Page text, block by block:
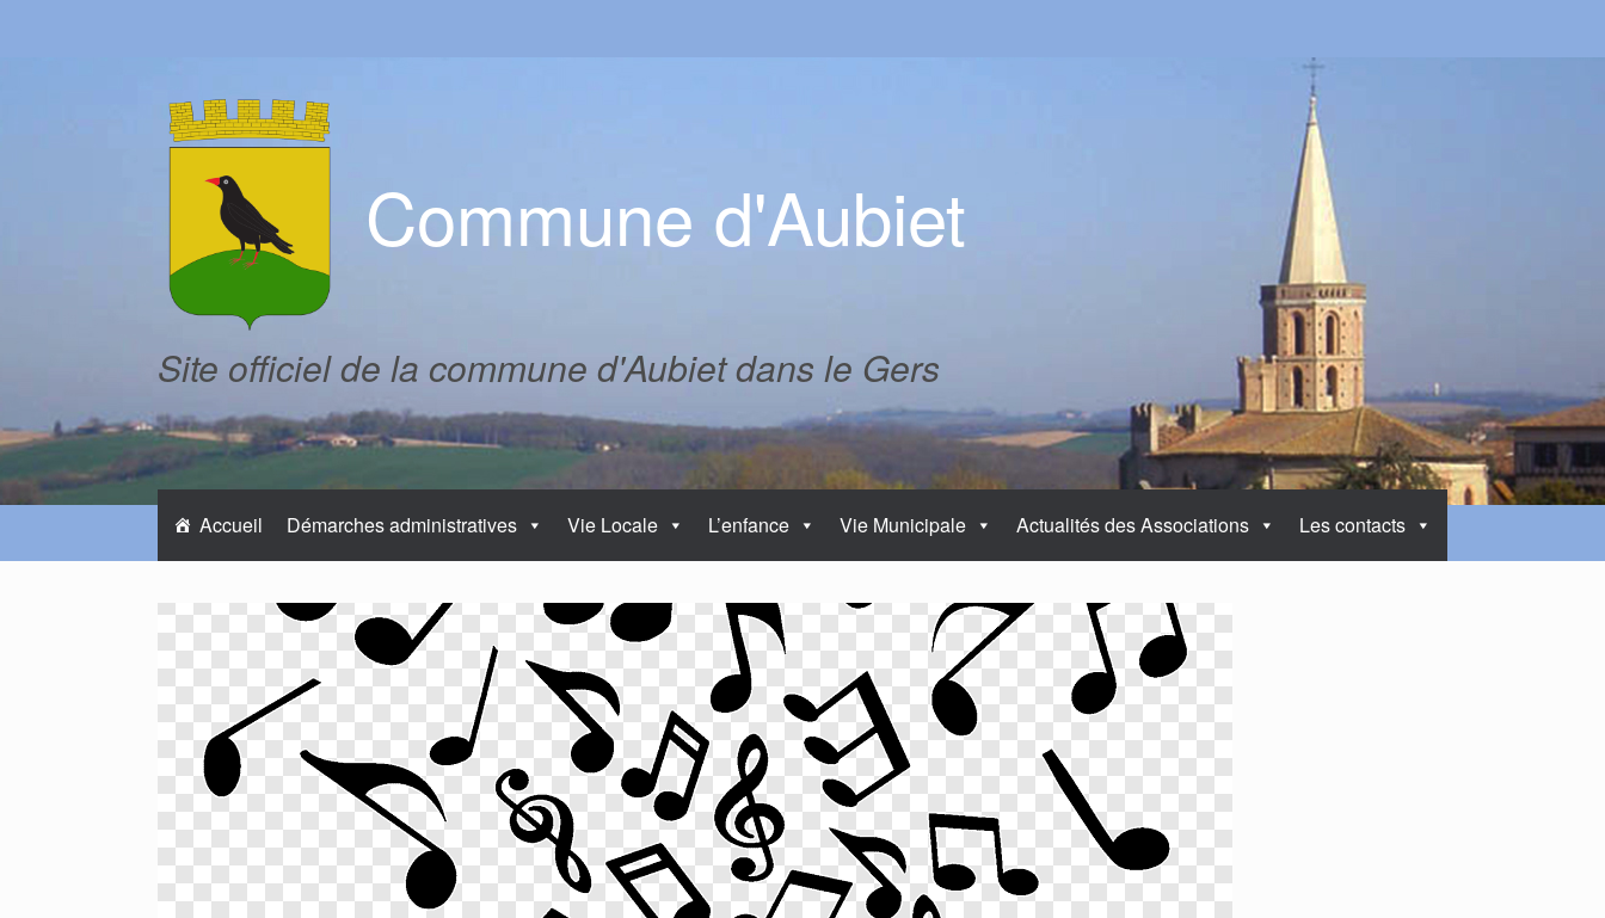
Commune d'Aubiet
Site officiel de la commune d'Aubiet dans le Gers
Accueil Démarches administratives Vie Locale L’enfance Vie Municipale Actualités des Associations Les contacts